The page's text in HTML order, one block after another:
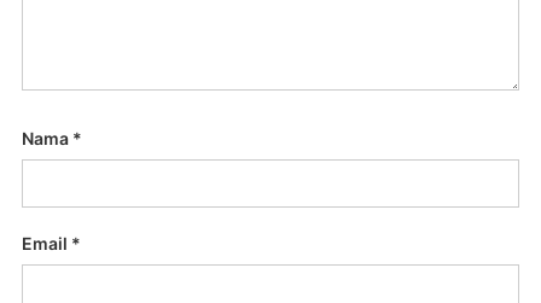
Nama *
Email *